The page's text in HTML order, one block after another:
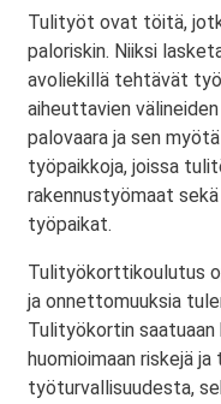
Tulityöt ovat töitä,
paloriskin. Niiksi
avoliekillä tehtävät
aiheuttavien
palovaara ja sen
työpaikkoja, joissa
rakennustyömaat
työpaikat.
Tulityökorttikoulutus
ja onnettomuuksia
Tulityökortin
huomioimaan riskejä
työturvallisuudesta,